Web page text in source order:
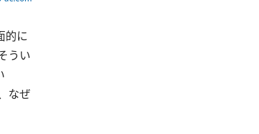
的に
うい
なぜ